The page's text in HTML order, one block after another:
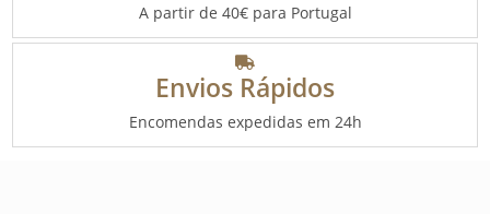
A partir de 40€ para Portugal
Envios Rápidos
Encomendas expedidas em 24h